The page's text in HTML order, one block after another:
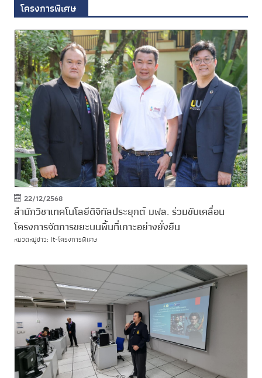
โครงการพิเศษ
22/12/2568
สำนักวิชาเทคโนโลยีดิจิทัลประยุกต์ มฟล. ร่วมขับเคลื่อน
โครงการจัดการขยะบนพื้นที่เกาะอย่างยั่งยืน
หมวดหมู่ข่าว: It-โครงการพิเศษ